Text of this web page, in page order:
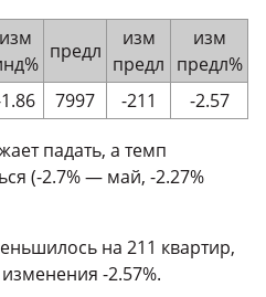
изм
предл
изм
предл
изм
предл%
7997 -211 -2.57
падать, а темп
(-2.7% — май, -2.27%
на 211 квартир,
изменения -2.57%.